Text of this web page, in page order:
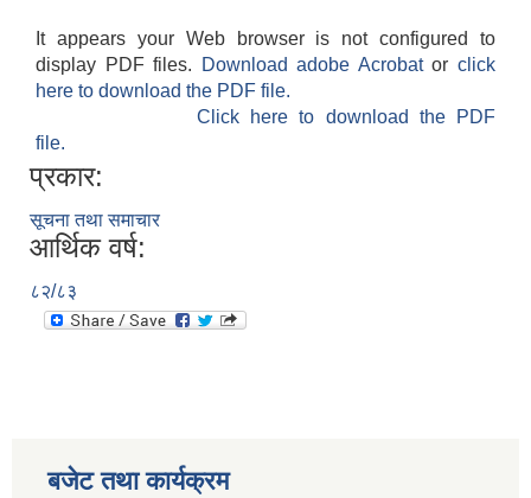
It appears your Web browser is not configured to
display PDF files.
Download adobe Acrobatorclick
here to download the PDF file.
Click here to download the PDF
file.
प्रकार:
सूचना तथा समाचार
आर्थिक वर्ष:
८२/८३
बजेट तथा कार्यक्रम